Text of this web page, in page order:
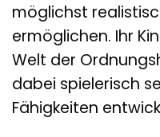
möglichst
ermöglichen. Ihr
Welt der
dabei spielerisch
Fähigkeiten